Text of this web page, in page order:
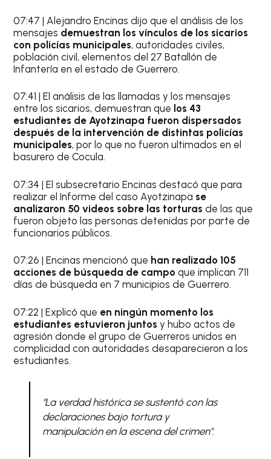
07:47 | Alejandro Encinas dijo que el análisis de los
mensajes demuestran los vínculos de los sicarios
con policías municipales, autoridades civiles,
población civil, elementos del 27 Batallón de
Infantería en el estado de Guerrero.
07:41 | El análisis de las llamadas y los mensajes
entre los sicarios, demuestran que los 43
estudiantes de Ayotzinapa fueron dispersados
después de la intervención de distintas policías
municipales, por lo que no fueron ultimados en el
basurero de Cocula.
07:34 | El subsecretario Encinas destacó que para
realizar el Informe del caso Ayotzinapa se
analizaron 50 videos sobre las torturas de las que
fueron objeto las personas detenidas por parte de
funcionarios públicos.
07:26 | Encinas mencionó que han realizado 105
acciones de búsqueda de campo que implican 711
días de búsqueda en 7 municipios de Guerrero.
07:22 | Explicó que en ningún momento los
estudiantes estuvieron juntos y hubo actos de
agresión donde el grupo de Guerreros unidos en
complicidad con autoridades desaparecieron a los
estudiantes.
"La verdad histórica se sustentó con las
declaraciones bajo tortura y
manipulación en la escena del crimen".